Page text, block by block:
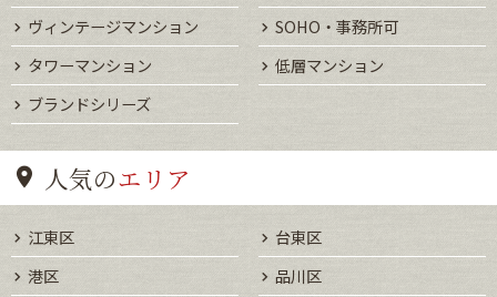
ヴィンテージマンション
SOHO・事務所可
タワーマンション
低層マンション
ブランドシリーズ
人気のエリア
江東区
台東区
港区
品川区